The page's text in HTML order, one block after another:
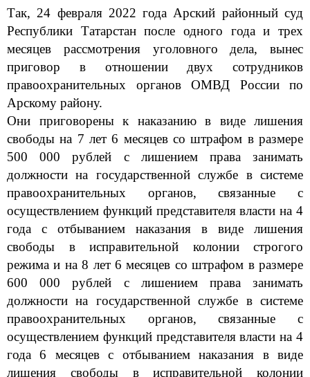
Так, 24 февраля 2022 года Арский районный суд
Республики Татарстан после одного года и трех
месяцев рассмотрения уголовного дела, вынес
приговор в отношении двух сотрудников
правоохранительных органов ОМВД России по
Арскому району.
Они приговорены к наказанию в виде лишения
свободы на 7 лет 6 месяцев со штрафом в размере
500 000
рублей с лишением права занимать
должности на государственной службе в системе
правоохранительных органов, связанные с
осуществлением функций представителя власти на 4
года с отбыванием наказания в виде лишения
свободы в исправительной колонии строгого
режима и на 8 лет 6 месяцев со штрафом в размере
600 000 рублей с лишением права занимать
должности на государственной службе в системе
правоохранительных органов, связанные с
осуществлением функций представителя власти на 4
года 6 месяцев с отбыванием наказания в виде
лишения свободы в исправительной колонии